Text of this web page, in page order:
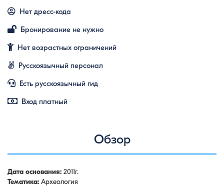
Нет дресс-кода
Бронирование не нужно
Нет возрастных ограничений
Русскоязычный персонал
Есть русскоязычный гид
Вход платный
Обзор
Дата основания: 2011г.
Тематика: Археология